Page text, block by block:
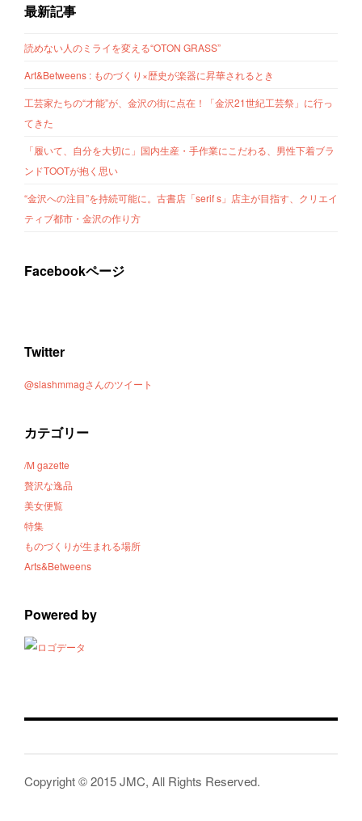
最新記事
読めない人のミライを変える“OTON GRASS”
Art&Betweens : ものづくり×歴史が楽器に昇華されるとき
工芸家たちの“才能”が、金沢の街に点在！「金沢21世紀工芸祭」に行っ
てきた
「履いて、自分を大切に」国内生産・手作業にこだわる、男性下着ブラ
ンドTOOTが抱く思い
“金沢への注目”を持続可能に。古書店「serif s」店主が目指す、クリエイ
ティブ都市・金沢の作り方
Facebookページ
Twitter
@slashmmagさんのツイート
カテゴリー
/M gazette
贅沢な逸品
美女便覧
特集
ものづくりが生まれる場所
Arts&Betweens
Powered by
Copyright © 2015 JMC, All Rights Reserved.